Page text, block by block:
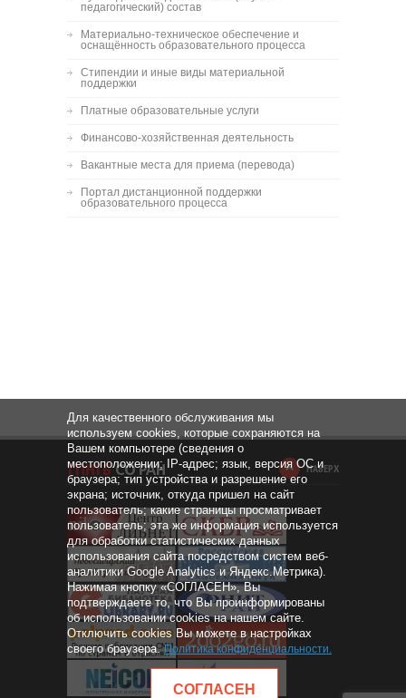
педагогический) состав
Материально-техническое обеспечение и
оснащённость образовательного процесса
Стипендии и иные виды материальной
поддержки
Платные образовательные услуги
Финансово-хозяйственная деятельность
Вакантные места для приема (перевода)
Портал дистанционной поддержки
образовательного процесса
НАВЕРХ
Для качественного обслуживания мы
используем cookies, которые сохраняются на
Вашем компьютере (сведения о
местоположении; IP-адрес; язык, версия ОС и
браузера; тип устройства и разрешение его
экрана; источник, откуда пришел на сайт
пользователь; какие страницы просматривает
пользователь; эта же информация используется
для обработки статистических данных
использования сайта посредством систем веб-
аналитики Google Analytics и Яндекс.Метрика).
Нажимая кнопку «СОГЛАСЕН», Вы
подтверждаете то, что Вы проинформированы
об использовании cookies на нашем сайте.
Отключить cookies Вы можете в настройках
своего браузера.Политика конфиденциальности.
СОГЛАСЕН